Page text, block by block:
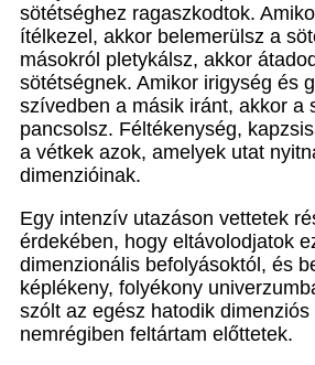
sötétséghez ragaszkodtok.
ítélkezel, akkor belemerülsz a
másokról pletykálsz, akkor
sötétségnek. Amikor irigység és
szívedben a másik iránt, akkor a
pancsolsz. Féltékenység,
a vétkek azok, amelyek utat
dimenzióinak.
Egy intenzív utazáson vettetek
érdekében, hogy eltávolodjatok
dimenzionális befolyásoktól, és
képlékeny, folyékony
szólt az egész hatodik
nemrégiben feltártam előttetek.